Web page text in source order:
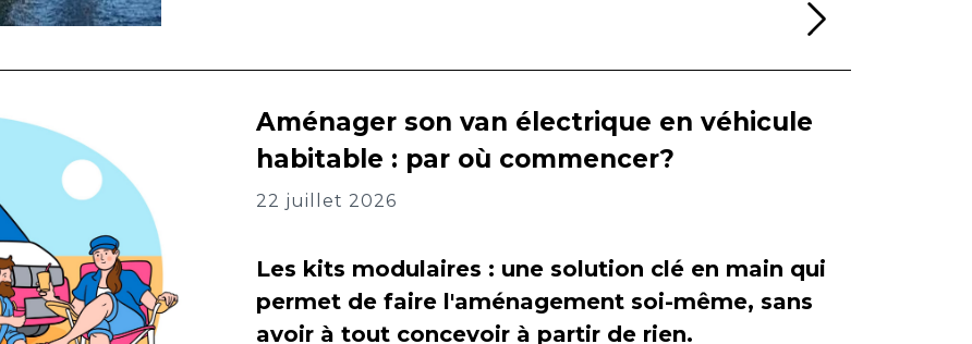
Aménager son van électrique en véhicule
habitable : par où commencer?
22 juillet 2026
Les kits modulaires : une solution clé en main qui
permet de faire l'aménagement soi-même, sans
avoir à tout concevoir à partir de rien.